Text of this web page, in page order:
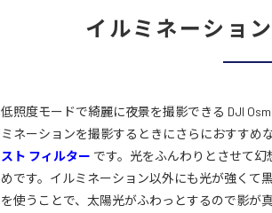
イルミネーショ
低照度モードで綺麗に夜景を撮影できる DJI
ミネーションを撮影するときにさらにおすすめ
スト フィルター です。光をふんわりとさせて
めです。イルミネーション以外にも光が強くて
を使うことで、太陽光がふわっとするので影が